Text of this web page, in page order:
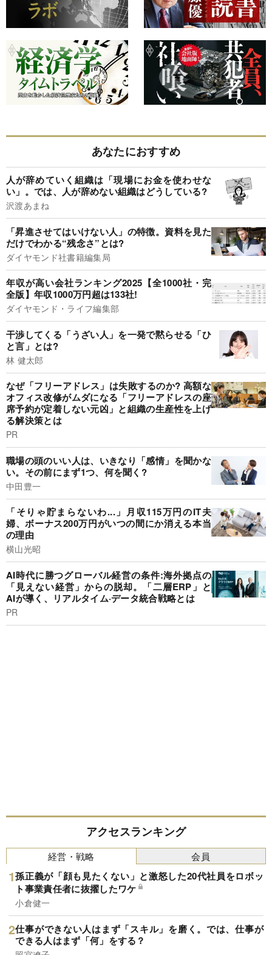
あなたにおすすめ
人が辞めていく組織は「現場にお金を使わせな
い」。では、人が辞めない組織はどうしている?
沢渡あまね
「昇進させてはいけない人」の特徴。資料を見た
だけでわかる“残念さ”とは?
ダイヤモンド社書籍編集局
年収が高い会社ランキング2025【全1000社・完
全版】年収1000万円超は133社!
ダイヤモンド・ライフ編集部
干渉してくる「うざい人」を一発で黙らせる「ひ
と言」とは?
林 健太郎
なぜ「フリーアドレス」は失敗するのか? 高額な
オフィス改修がムダになる「フリーアドレスの座
席予約が定着しない元凶」と組織の生産性を上げ
る解決策とは
PR
職場の頭のいい人は、いきなり「感情」を聞かな
い。その前にまず1つ、何を聞く?
中田豊一
「そりゃ貯まらないわ...」月収115万円のIT夫
婦、ボーナス200万円がいつの間にか消える本当
の理由
横山光昭
AI時代に勝つグローバル経営の条件:海外拠点の
「見えない経営」からの脱却。「二層ERP」と
AIが導く、リアルタイム·データ統合戦略とは
PR
アクセスランキング
経営・戦略
孫正義が「顔も見たくない」と激怒した20代社員をロボッ
ト事業責任者に抜擢したワケ
小倉健一
仕事ができない人はまず「スキル」を磨く。では、仕事が
できる人はまず「何」をする？
会員